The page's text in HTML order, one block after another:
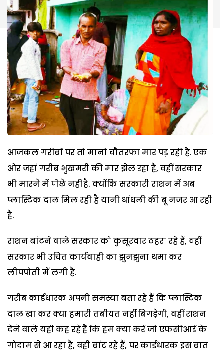
आजकल गरीबों पर तो मानो चौतरफा मार पड़ रही है. एक
ओर जहां गरीब भुखमरी की मार झेल रहा है, वहीं सरकार
भी मारने में पीछे नहीं है. क्योंकि सरकारी राशन में अब
प्लास्टिक दाल मिल रही है यानी धांधली की बू नजर आ रही
है.
राशन बांटने वाले सरकार को कुसूरवार ठहरा रहे हैं, वहीं
सरकार भी उचित कार्यवाही का झुनझुना थमा कर
लीपपोती में लगी है.
गरीब कार्डधारक अपनी समस्या बता रहे हैं कि प्लास्टिक
दाल खा कर क्या हमारी तबीयत नहीं बिगडे़गी, वहीं राशन
देेने वाले यही कह रहे हैं कि हम क्या करें जो एफसीआई के
गोदाम से आ रहा है, वही बांट रहे हैं, पर कार्डधारक इस बात